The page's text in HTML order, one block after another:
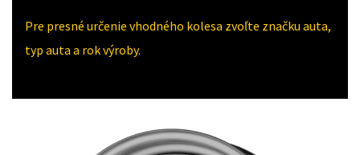
Pre presné určenie vhodného kolesa zvoľte značku auta,
typ auta a rok výroby.